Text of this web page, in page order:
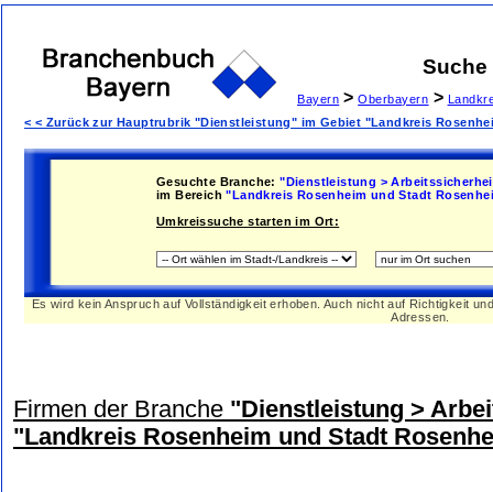
Suche
Bayern > Oberbayern >
< < Zurück zur Hauptrubrik "Dienstleistung" im Gebiet "Landkreis
Gesuchte Branche: "Dienstleistung >
im Bereich "Landkreis Rosenheim und Stadt
Umkreissuche starten im Ort:
Es wird kein Anspruch auf Vollständigkeit erhoben. Auch nicht auf Richtigkeit
Adressen.
Firmen der Branche "Dienstleistung >
"Landkreis Rosenheim und Stadt